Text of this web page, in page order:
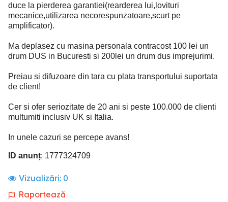
duce la pierderea garantiei(rearderea lui,lovituri
mecanice,utilizarea necorespunzatoare,scurt pe
amplificator).
Ma deplasez cu masina personala contracost 100 lei un
drum DUS in Bucuresti si 200lei un drum dus imprejurimi.
Preiau si difuzoare din tara cu plata transportului suportata
de client!
Cer si ofer seriozitate de 20 ani si peste 100.000 de clienti
multumiti inclusiv UK si Italia.
In unele cazuri se percepe avans!
ID anunț: 1777324709
Vizualizări: 0
Raportează